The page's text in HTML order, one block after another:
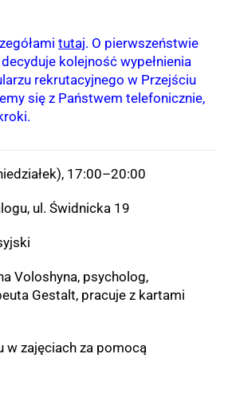
tutaj. O pierwszeństwie
kolejność wypełnienia
rekrutacyjnego w Przejściu
się z Państwem telefonicznie,
17:00–20:00
ul. Świdnicka 19
Voloshyna, psycholog,
Gestalt, pracuje z kartami
w zajęciach za pomocą